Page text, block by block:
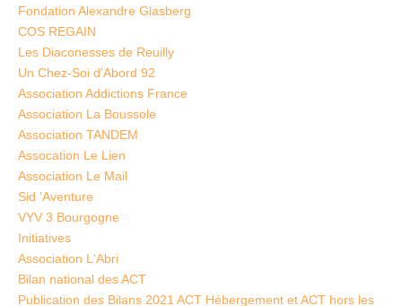
Fondation Alexandre Glasberg
COS REGAIN
Les Diaconesses de Reuilly
Un Chez-Soi d'Abord 92
Association Addictions France
Association La Boussole
Association TANDEM
Assocation Le Lien
Association Le Mail
Sid ’Aventure
VYV 3 Bourgogne
Initiatives
Association L'Abri
Bilan national des ACT
Publication des Bilans 2021 ACT Hébergement et ACT hors les